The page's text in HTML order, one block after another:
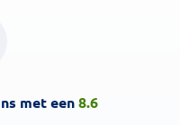
met een8.6